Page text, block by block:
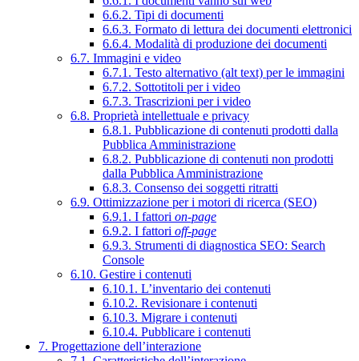
6.6.2. Tipi di documenti
6.6.3. Formato di lettura dei documenti elettronici
6.6.4. Modalità di produzione dei documenti
6.7. Immagini e video
6.7.1. Testo alternativo (alt text) per le immagini
6.7.2. Sottotitoli per i video
6.7.3. Trascrizioni per i video
6.8. Proprietà intellettuale e privacy
6.8.1. Pubblicazione di contenuti prodotti dalla
Pubblica Amministrazione
6.8.2. Pubblicazione di contenuti non prodotti
dalla Pubblica Amministrazione
6.8.3. Consenso dei soggetti ritratti
6.9. Ottimizzazione per i motori di ricerca (SEO)
6.9.1. I fattori on-page
6.9.2. I fattori off-page
6.9.3. Strumenti di diagnostica SEO: Search
Console
6.10. Gestire i contenuti
6.10.1. L’inventario dei contenuti
6.10.2. Revisionare i contenuti
6.10.3. Migrare i contenuti
6.10.4. Pubblicare i contenuti
7. Progettazione dell’interazione